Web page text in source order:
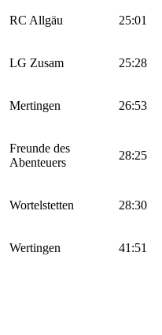
RC Allgäu 25:01
LG Zusam 25:28
Mertingen 26:53
Freunde des
Abenteuers
28:25
Wortelstetten 28:30
Wertingen 41:51